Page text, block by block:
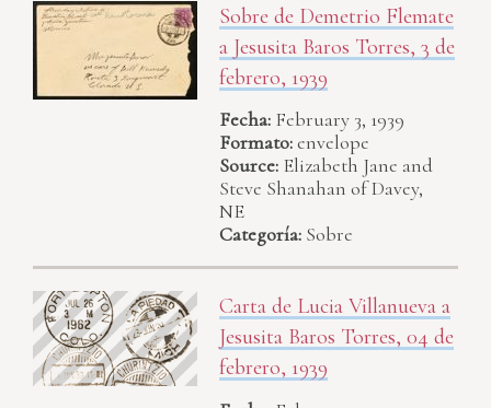
Sobre de Demetrio Flemate
a Jesusita Baros Torres, 3 de
febrero, 1939
Fecha: February 3, 1939
Formato:envelope
Source: Elizabeth Jane and
Steve Shanahan of Davey,
NE
Categoría: Sobre
Carta de Lucia Villanueva a
Jesusita Baros Torres, 04 de
febrero, 1939